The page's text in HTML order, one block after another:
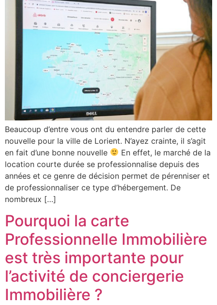
Beaucoup d’entre vous ont du entendre parler de cette
nouvelle pour la ville de Lorient. N’ayez crainte, il s’agit
en fait d’une bonne nouvelle
En effet, le marché de la
location courte durée se professionnalise depuis des
années et ce genre de décision permet de pérenniser et
de professionnaliser ce type d’hébergement. De
nombreux […]
Pourquoi la carte
Professionnelle Immobilière
est très importante pour
l’activité de conciergerie
Immobilière ?